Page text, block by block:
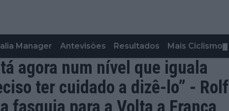
Manager Antevisões Resultados Mais Ciclismo
agora num nível que iguala
ter cuidado a dizê-lo” - Rolf